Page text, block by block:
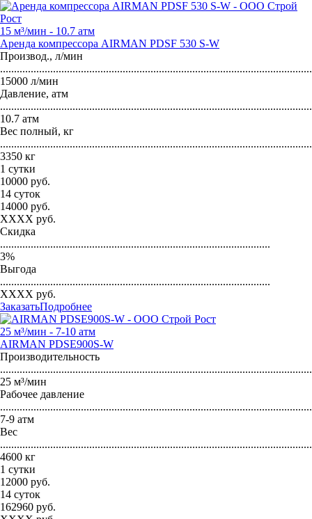
15 м³/мин - 10.7 атм
Аренда компрессора AIRMAN PDSF 530 S-W
Производ., л/мин
15000 л/мин
Давление, атм
10.7 атм
Вес полный, кг
3350 кг
1 сутки
10000 руб.
14 суток
14000 руб.
XXXX руб.
Скидка
.................................................................................................
3%
Выгода
.................................................................................................
XXXX руб.
ЗаказатьПодробнее
25 м³/мин - 7-10 атм
AIRMAN PDSE900S-W
Производительность
25 м³/мин
Рабочее давление
7-9 атм
Вес
4600 кг
1 сутки
12000 руб.
14 суток
162960 руб.